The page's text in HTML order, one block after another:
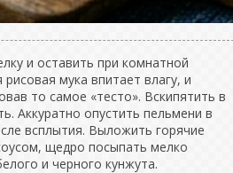
и оставить при комнатной
мука впитает влагу, и
то самое «тесто». Вскипятить в
Аккуратно опустить пельмени в
всплытия. Выложить горячие
щедро посыпать мелко
и черного кунжута.